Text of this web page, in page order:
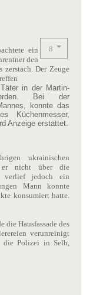
ein
den
Der Zeuge
in der Martin-
Bei der
konnte das
Küchenmesser,
Anzeige erstattet.
ukrainischen
er nicht über die
verlief jedoch ein
Mann konnte
konsumiert hatte.
die Hausfassade des
verunreinigt
die Polizei in Selb,